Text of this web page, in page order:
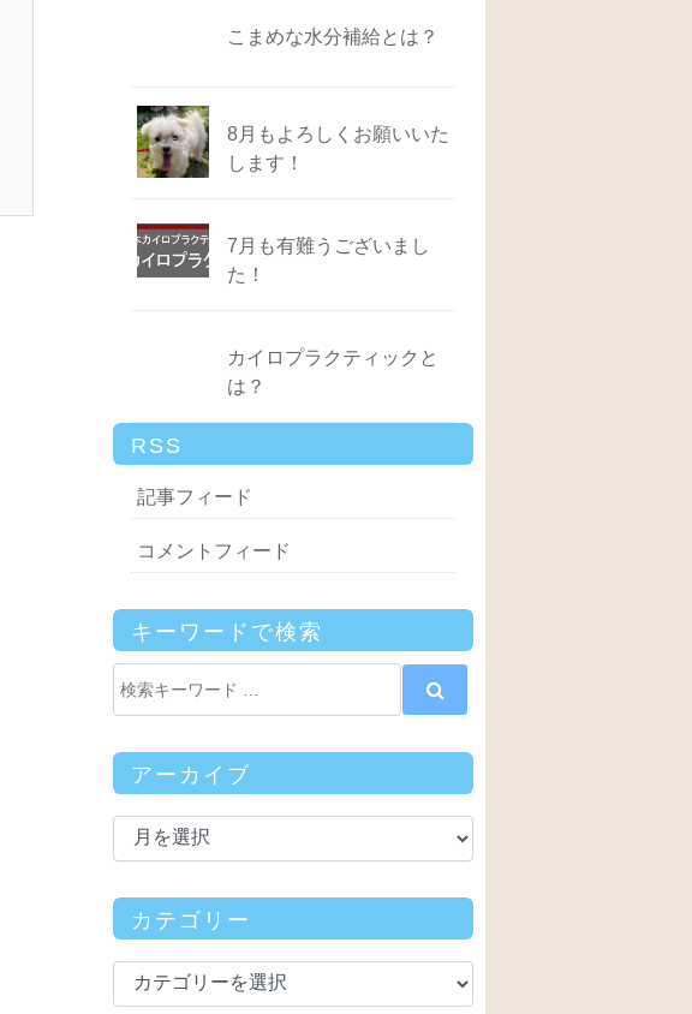
こまめな水分補給とは？
8月もよろしくお願いいた
します！
7月も有難うございまし
た！
カイロプラクティックと
は？
RSS
記事フィード
コメントフィード
キーワードで検索
アーカイブ
カテゴリー